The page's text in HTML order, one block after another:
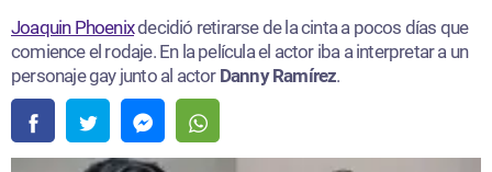
Joaquin Phoenixdecidió retirarse de la cinta a pocos días que
comience el rodaje. En la película el actor iba a interpretar a un
personaje gay junto al actor Danny Ramírez.